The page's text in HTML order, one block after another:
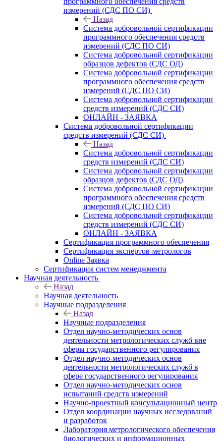
измерений (СДС ПО СИ)
Назад
Система добровольной сертификации
программного обеспечения средств
измерений (СДС ПО СИ)
Система добровольной сертификации
образцов дефектов (СДС ОД)
Система добровольной сертификации
программного обеспечения средств
измерений (СДС ПО СИ)
Система добровольной сертификации
средств измерений (СДС СИ)
ОНЛАЙН - ЗАЯВКА
Система добровольной сертификации
средств измерений (СДС СИ)
Назад
Система добровольной сертификации
средств измерений (СДС СИ)
Система добровольной сертификации
образцов дефектов (СДС ОД)
Система добровольной сертификации
программного обеспечения средств
измерений (СДС ПО СИ)
Система добровольной сертификации
средств измерений (СДС СИ)
ОНЛАЙН - ЗАЯВКА
Сертификация программного обеспечения
Сертификация экспертов-метрологов
Online Заявка
Сертификация систем менеджмента
Научная деятельность
Назад
Научная деятельность
Научные подразделения
Назад
Научные подразделения
Отдел научно-методических основ
деятельности метрологических служб вне
сферы государственного регулирования
Отдел научно-методических основ
деятельности метрологических служб в
сфере государственного регулирования
Отдел научно-методических основ
испытаний средств измерений
Научно-проектный консультационный центр
Отдел координации научных исследований
и разработок
Лаборатория метрологического обеспечения
биологических и информационных